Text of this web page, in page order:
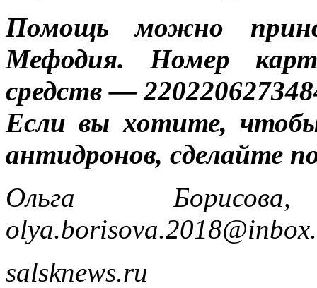
Помощь можно
Мефодия. Номер
средств —
Если вы хотите,
антидронов, сделайте
Ольга
salsknews.ru